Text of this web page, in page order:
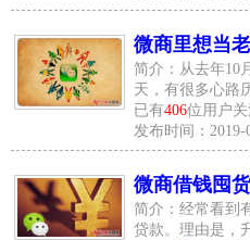
微商里想当
简介：从去年10
天，有很多心路
已有406位用户关
发布时间：2019-
微商借钱囤
简介：经常看到
贷款。理由是，